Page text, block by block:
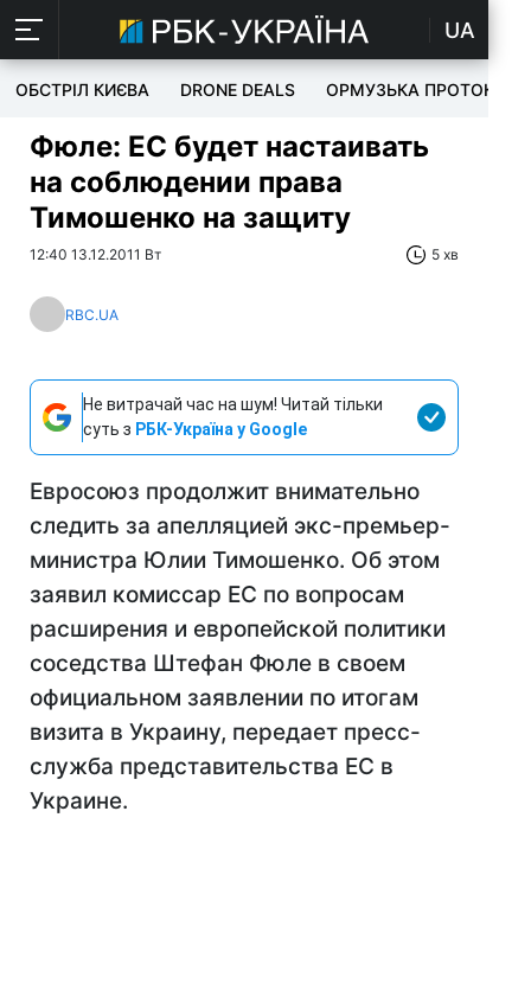
UA
ОБСТРІЛ КИЄВА DRONE DEALS ОРМУЗЬКА ПРОТОКА
Фюле: ЕС будет настаивать
на соблюдении права
Тимошенко на защиту
12:40 13.12.2011 Вт 5 хв
RBC.UA
Не витрачай час на шум! Читай тільки
суть з РБК-Україна у Google
Евросоюз продолжит внимательно
следить за апелляцией экс-премьер-
министра Юлии Тимошенко. Об этом
заявил комиссар ЕС по вопросам
расширения и европейской политики
соседства Штефан Фюле в своем
официальном заявлении по итогам
визита в Украину, передает пресс-
служба представительства ЕС в
Украине.